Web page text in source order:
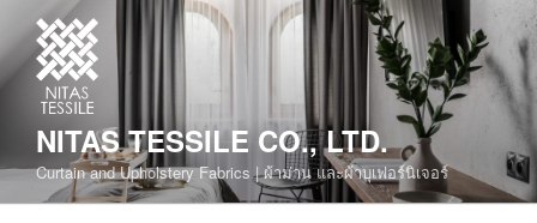
NITAS TESSILE CO., LTD.
Curtain and Upholstery Fabrics | ผ้าม่าน และผ้าบุเฟอร์นิเจอร์